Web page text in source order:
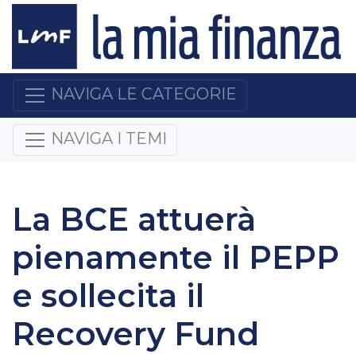
NAVIGA LE CATEGORIE
NAVIGA I TEMI
La BCE attuerà
pienamente il PEPP
e sollecita il
Recovery Fund